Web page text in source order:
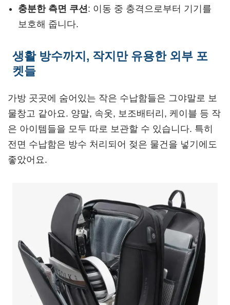
충분한 측면 쿠션: 이동 중 충격으로부터 기기를
보호해 줍니다.
생활 방수까지, 작지만 유용한 외부 포
켓들
가방 곳곳에 숨어있는 작은 수납함들은 그야말로 보
물창고 같아요. 양말, 속옷, 보조배터리, 케이블 등 작
은 아이템들을 모두 따로 보관할 수 있습니다. 특히
전면 수납함은 방수 처리되어 젖은 물건을 넣기에도
좋았어요.